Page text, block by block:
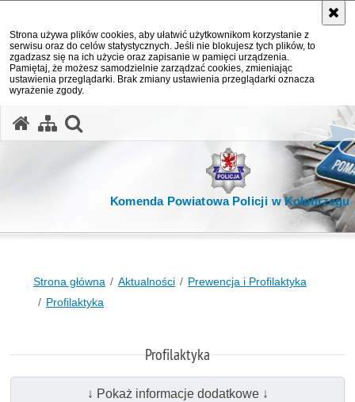
Strona używa plików cookies, aby ułatwić użytkownikom korzystanie z
serwisu oraz do celów statystycznych. Jeśli nie blokujesz tych plików, to
zgadzasz się na ich użycie oraz zapisanie w pamięci urządzenia.
Pamiętaj, że możesz samodzielnie zarządzać cookies, zmieniając
ustawienia przeglądarki. Brak zmiany ustawienia przeglądarki oznacza
wyrażenie zgody.
Komenda Powiatowa Policji w Kołobrzegu
Strona główna Aktualności
Prewencja i Profilaktyka
Profilaktyka
Profilaktyka
↓ Pokaż informacje dodatkowe ↓